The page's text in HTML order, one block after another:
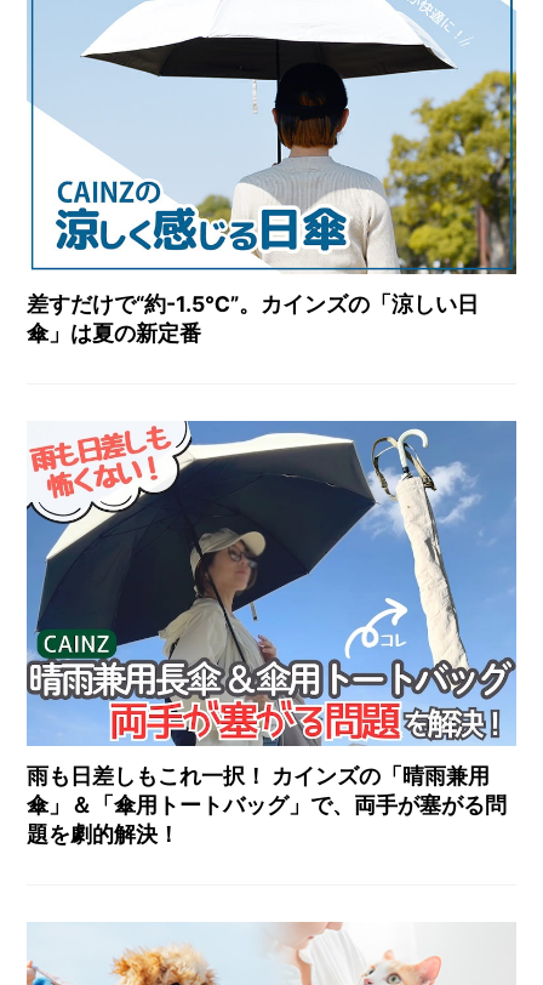
差すだけで“約-1.5℃”。カインズの「涼しい日
傘」は夏の新定番
雨も日差しもこれ一択！ カインズの「晴雨兼用
傘」＆「傘用トートバッグ」で、両手が塞がる問
題を劇的解決！